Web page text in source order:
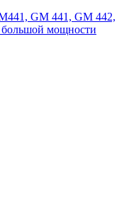
GM 441, GM 442,
мощности